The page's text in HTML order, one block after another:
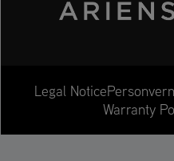
Legal Notice
Warranty